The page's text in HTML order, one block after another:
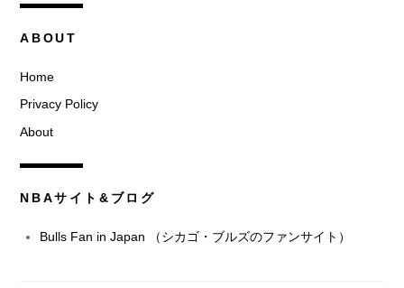
ABOUT
Home
Privacy Policy
About
NBAサイト&ブログ
Bulls Fan in Japan （シカゴ・ブルズのファンサイト）